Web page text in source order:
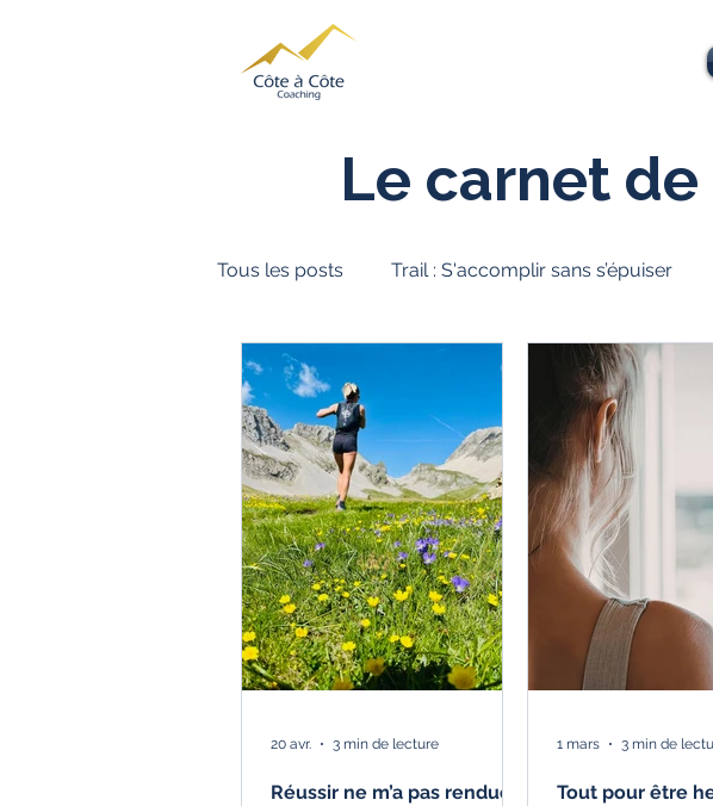
Le carnet
Tous les posts Trail : S'accomplir sans s’épuiser
Réussir ne m’a pas rendue
20 avr. 3 min de lecture
Tout pour être
1 mars 3 min de